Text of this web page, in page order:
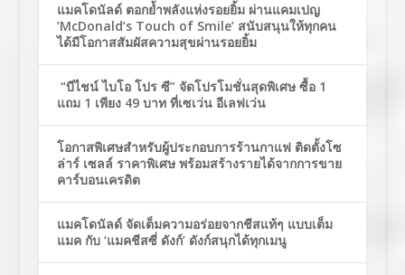
แมคโดนัลด์ ตอกย้ำพลังแห่งรอยยิ้ม ผ่านแคมเปญ
‘McDonald’s Touch of Smile’ สนับสนุนให้ทุกคน
ได้มีโอกาสสัมผัสความสุขผ่านรอยยิ้ม
“บีไชน์ ไบโอ โปร ซี” จัดโปรโมชั่นสุดพิเศษ ซื้อ 1
แถม 1 เพียง 49 บาท ที่เซเว่น อีเลฟเว่น
โอกาสพิเศษสำหรับผู้ประกอบการร้านกาแฟ ติดตั้งโซ
ล่าร์ เซลล์ ราคาพิเศษ พร้อมสร้างรายได้จากการขาย
คาร์บอนเครดิต
แมคโดนัลด์ จัดเต็มความอร่อยจากชีสแท้ๆ แบบเต็ม
แมค กับ ‘แมคชีสซี่ ดังก์’ ดังก์สนุกได้ทุกเมนู